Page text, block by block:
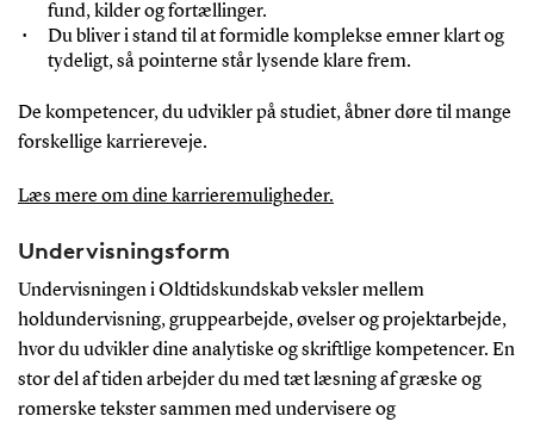
fund, kilder og fortællinger.
Du bliver i stand til at formidle komplekse emner klart og
tydeligt, så pointerne står lysende klare frem.
De kompetencer, du udvikler på studiet, åbner døre til mange
forskellige karriereveje.
Læs mere om dine karrieremuligheder.
Undervisningsform
Undervisningen i Oldtidskundskab veksler mellem
holdundervisning, gruppearbejde, øvelser og projektarbejde,
hvor du udvikler dine analytiske og skriftlige kompetencer. En
stor del af tiden arbejder du med tæt læsning af græske og
romerske tekster sammen med undervisere og